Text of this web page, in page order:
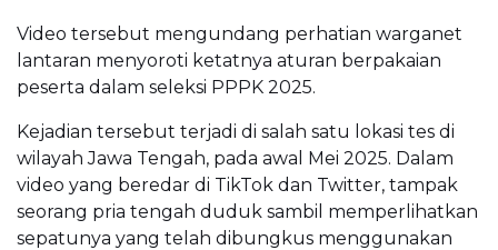
Video tersebut mengundang perhatian warganet
lantaran menyoroti ketatnya aturan berpakaian
peserta dalam seleksi PPPK 2025.
Kejadian tersebut terjadi di salah satu lokasi tes di
wilayah Jawa Tengah, pada awal Mei 2025. Dalam
video yang beredar di TikTok dan Twitter, tampak
seorang pria tengah duduk sambil memperlihatkan
sepatunya yang telah dibungkus menggunakan